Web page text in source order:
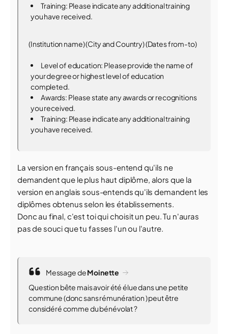
Training: Please indicate any additional training
you have received.
(Institution name) (City and Country) (Dates from-to)
Level of education: Please provide the name of
your degree or highest level of education
completed.
Awards: Please state any awards or recognitions
you received.
Training: Please indicate any additional training
you have received.
La version en français sous-entend qu'ils ne
demandent que le plus haut diplôme, alors que la
version en anglais sous-entends qu'ils demandent les
diplômes obtenus selon les établissements.
Donc au final, c'est toi qui choisit un peu. Tu n'auras
pas de souci que tu fasses l'un ou l'autre.
Message deMoinette
Question bête mais avoir été élue dans une petite
commune (donc sans rémunération ) peut être
considéré comme du bénévolat ?